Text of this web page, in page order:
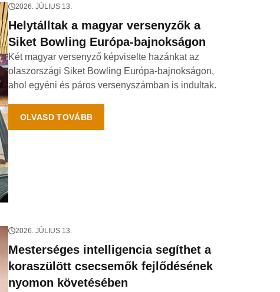
2026. JÚLIUS 13.
Helytálltak a magyar versenyzők a
Siket Bowling Európa-bajnokságon
Két magyar versenyző képviselte hazánkat az
olaszországi Siket Bowling Európa-bajnokságon,
ahol egyéni és páros versenyszámban is indultak.
OLVASD TOVÁBB
2026. JÚLIUS 13.
Mesterséges intelligencia segíthet a
koraszülött csecsemők fejlődésének
nyomon követésében